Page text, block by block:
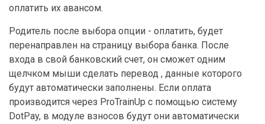
оплатить их авансом.
Родитель после выбора опции - оплатить, будет
перенаправлен на страницу выбора банка. После
входа в свой банковский счет, он сможет одним
щелчком мыши сделать перевод , данные которого
будут автоматически заполнены. Если оплата
производится через ProTrainUp с помощью систему
DotPay, в модуле взносов будут они автоматически